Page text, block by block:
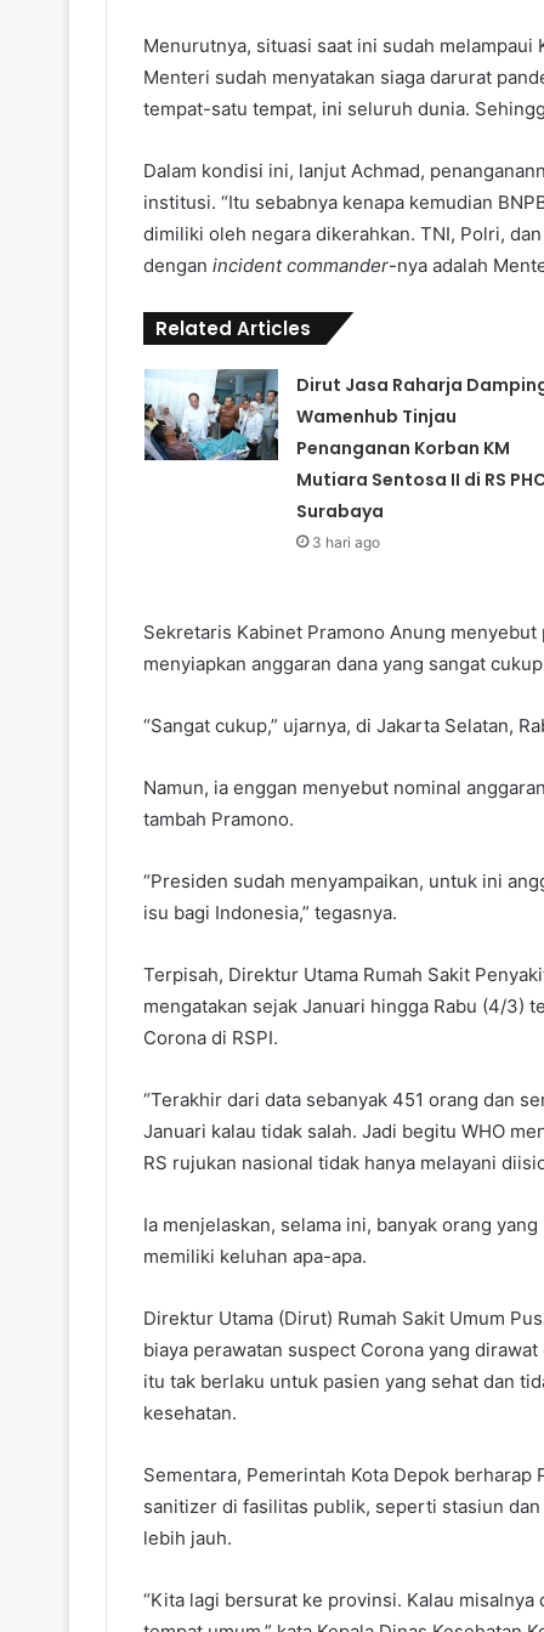
Menurutnya, situasi saat ini sudah melampaui
Menteri sudah menyatakan siaga darurat
tempat-satu tempat, ini seluruh dunia.
Dalam kondisi ini, lanjut Achmad,
institusi. “Itu sebabnya kenapa kemudian
dimiliki oleh negara dikerahkan. TNI, Polri,
dengan incident commander-nya adalah
Related Articles
Dirut Jasa Raharja
Wamenhub Tinjau
Penanganan Korban KM
Mutiara Sentosa II di RS
Surabaya
3 hari ago
Sekretaris Kabinet Pramono Anung
menyiapkan anggaran dana yang sangat
“Sangat cukup,” ujarnya, di Jakarta Selatan,
Namun, ia enggan menyebut nominal
tambah Pramono.
“Presiden sudah menyampaikan, untuk ini
isu bagi Indonesia,” tegasnya.
Terpisah, Direktur Utama Rumah Sakit
mengatakan sejak Januari hingga Rabu (4/3)
Corona di RSPI.
“Terakhir dari data sebanyak 451 orang dan
Januari kalau tidak salah. Jadi begitu WHO
RS rujukan nasional tidak hanya melayani
Ia menjelaskan, selama ini, banyak orang
memiliki keluhan apa-apa.
Direktur Utama (Dirut) Rumah Sakit Umum
biaya perawatan suspect Corona yang
itu tak berlaku untuk pasien yang sehat dan
kesehatan.
Sementara, Pemerintah Kota Depok
sanitizer di fasilitas publik, seperti stasiun
lebih jauh.
“Kita lagi bersurat ke provinsi. Kalau